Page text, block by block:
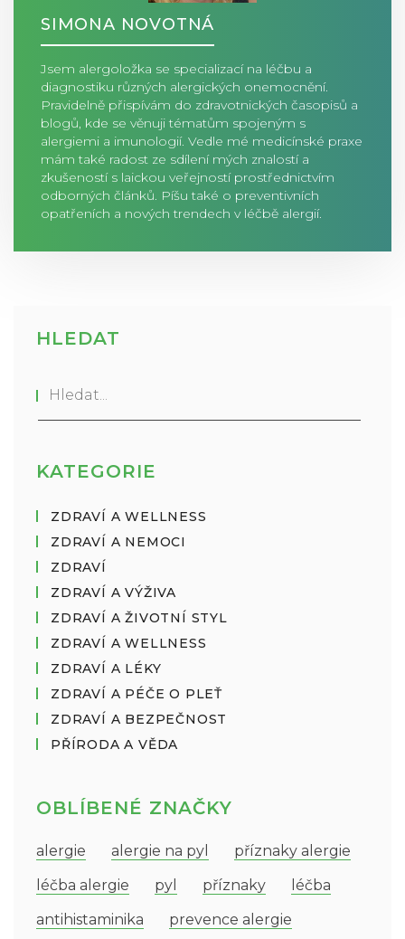
SIMONA NOVOTNÁ
Jsem alergoložka se specializací na léčbu a
diagnostiku různých alergických onemocnění.
Pravidelně přispívám do zdravotnických časopisů a
blogů, kde se věnuji tématům spojeným s
alergiemi a imunologií. Vedle mé medicínské praxe
mám také radost ze sdílení mých znalostí a
zkušeností s laickou veřejností prostřednictvím
odborných článků. Píšu také o preventivních
opatřeních a nových trendech v léčbě alergií.
HLEDAT
KATEGORIE
ZDRAVÍ A WELLNESS
ZDRAVÍ A NEMOCI
ZDRAVÍ
ZDRAVÍ A VÝŽIVA
ZDRAVÍ A ŽIVOTNÍ STYL
ZDRAVÍ A WELLNESS
ZDRAVÍ A LÉKY
ZDRAVÍ A PÉČE O PLEŤ
ZDRAVÍ A BEZPEČNOST
PŘÍRODA A VĚDA
OBLÍBENÉ ZNAČKY
alergie alergie na pyl
příznaky alergie
léčba alergie
pyl příznaky
léčba
antihistaminika
prevence alergie